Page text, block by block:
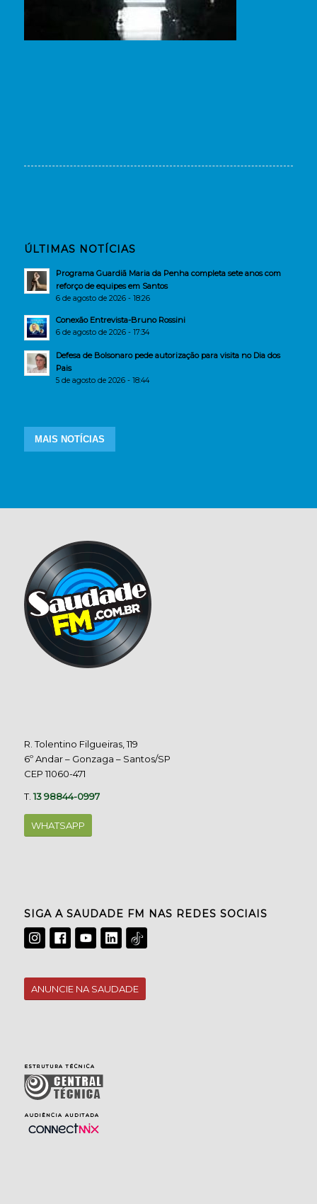
ÚLTIMAS NOTÍCIAS
Programa Guardiã Maria da Penha completa sete anos com
reforço de equipes em Santos
6 de agosto de 2026 - 18:26
Conexão Entrevista-Bruno Rossini
6 de agosto de 2026 - 17:34
Defesa de Bolsonaro pede autorização para visita no Dia dos
Pais
5 de agosto de 2026 - 18:44
MAIS NOTÍCIAS
R. Tolentino Filgueiras, 119
6º Andar – Gonzaga – Santos/SP
CEP 11060-471
T.13 98844-0997
WHATSAPP
SIGA A SAUDADE FM NAS REDES SOCIAIS
ANUNCIE NA SAUDADE